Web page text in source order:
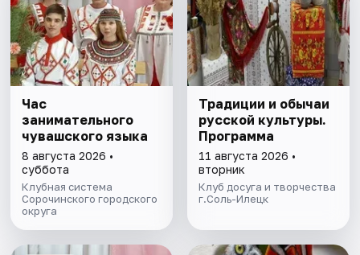
Час
занимательного
чувашского языка
8 августа 2026 •
суббота
Клубная система
Сорочинского городского
округа
Традиции и обычаи
русской культуры.
Программа
11 августа 2026 •
вторник
Клуб досуга и творчества
г.Соль-Илецк